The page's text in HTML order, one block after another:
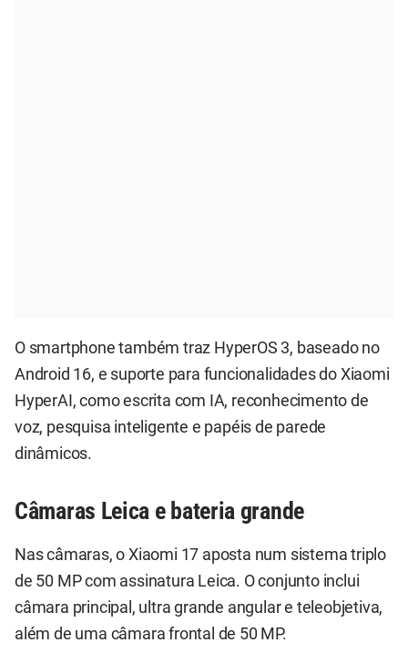
O smartphone também traz HyperOS 3, baseado no
Android 16, e suporte para funcionalidades do Xiaomi
HyperAI, como escrita com IA, reconhecimento de
voz, pesquisa inteligente e papéis de parede
dinâmicos.
Câmaras Leica e bateria grande
Nas câmaras, o Xiaomi 17 aposta num sistema triplo
de 50 MP com assinatura Leica. O conjunto inclui
câmara principal, ultra grande angular e teleobjetiva,
além de uma câmara frontal de 50 MP.